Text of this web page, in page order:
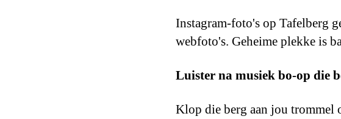
Instagram-foto's op Tafelberg
webfoto's. Geheime plekke is
Luister na musiek bo-op die
Klop die berg aan jou trommel